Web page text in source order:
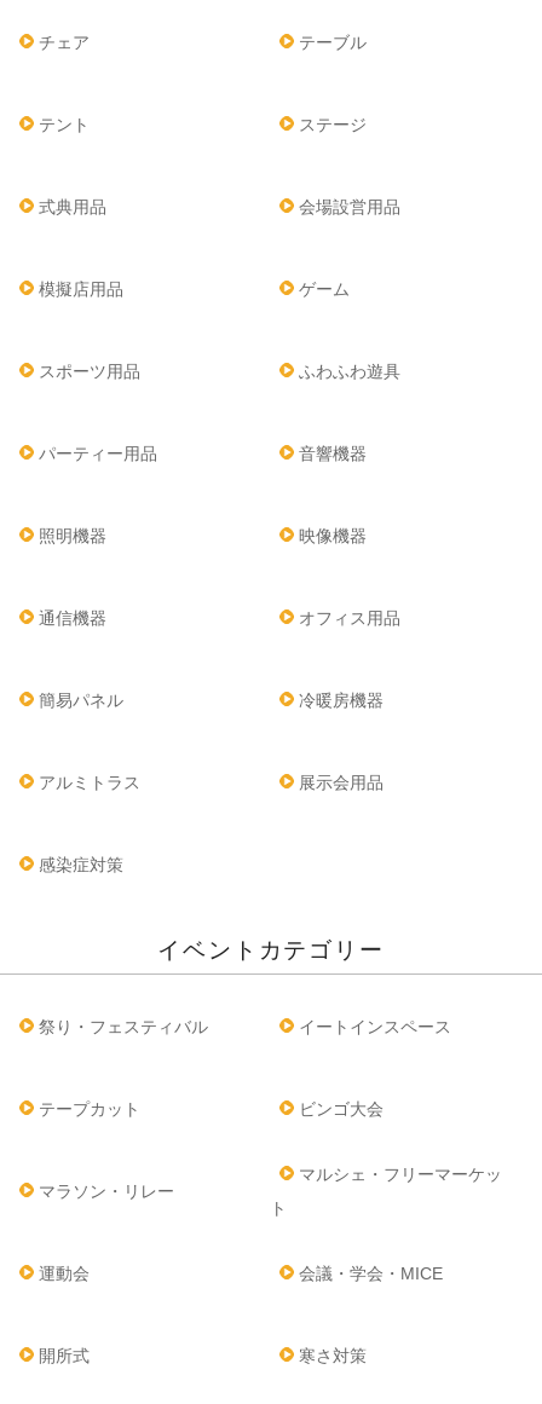
チェア テーブル
テント ステージ
式典用品 会場設営用品
模擬店用品 ゲーム
スポーツ用品 ふわふわ遊具
パーティー用品 音響機器
照明機器 映像機器
通信機器 オフィス用品
簡易パネル 冷暖房機器
アルミトラス 展示会用品
感染症対策
イベントカテゴリー
祭り・フェスティバル イートインスペース
テープカット ビンゴ大会
マラソン・リレー
マルシェ・フリーマーケッ
ト
運動会 会議・学会・MICE
開所式 寒さ対策